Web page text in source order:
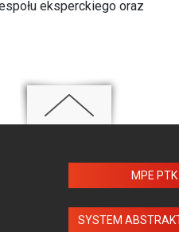
eksperckiego oraz
MPE PTK
SYSTEM